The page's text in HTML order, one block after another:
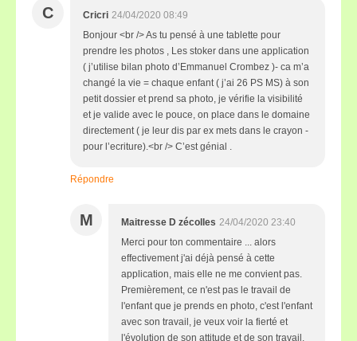
C Cricri 24/04/2020 08:49
Bonjour <br /> As tu pensé à une tablette pour
prendre les photos , Les stoker dans une application
( j’utilise bilan photo d’Emmanuel Crombez )- ca m’a
changé la vie = chaque enfant ( j’ai 26 PS MS) à son
petit dossier et prend sa photo, je vérifie la visibilité
et je valide avec le pouce, on place dans le domaine
directement ( je leur dis par ex mets dans le crayon -
pour l’ecriture).<br /> C’est génial .
Répondre
M Maitresse D zécolles 24/04/2020 23:40
Merci pour ton commentaire ... alors
effectivement j'ai déjà pensé à cette
application, mais elle ne me convient pas.
Premièrement, ce n'est pas le travail de
l'enfant que je prends en photo, c'est l'enfant
avec son travail, je veux voir la fierté et
l'évolution de son attitude et de son travail.